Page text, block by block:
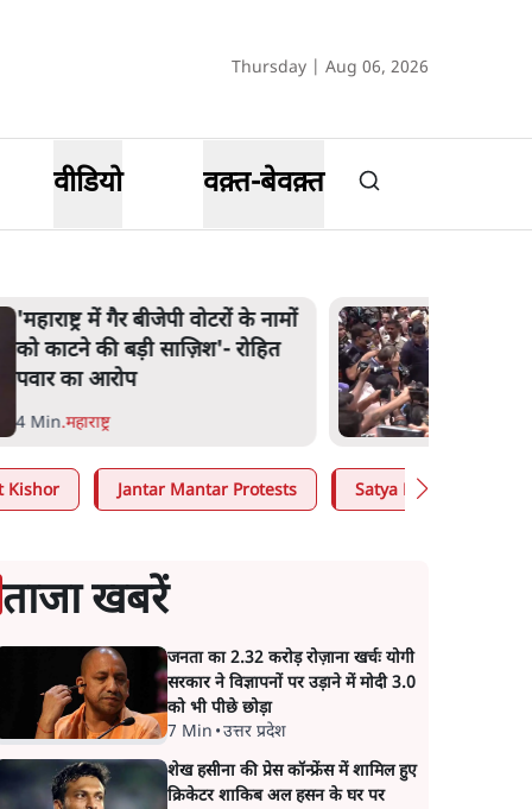
Thursday | Aug 06, 2026
वीडियो वक़्त-बेवक़्त
'महाराष्ट्र में गैर बीजेपी वोटरों के नामों
को काटने की बड़ी साज़िश'- रोहित
पवार का आरोप
4 Min.महाराष्ट्र
Kishor Jantar Mantar Protests Satya Hindi
ताजा खबरें
जनता का 2.32 करोड़ रोज़ाना खर्चः योगी
सरकार ने विज्ञापनों पर उड़ाने में मोदी 3.0
को भी पीछे छोड़ा
7 Min •उत्तर प्रदेश
शेख हसीना की प्रेस कॉन्फ्रेंस में शामिल हुए
क्रिकेटर शाकिब अल हसन के घर पर